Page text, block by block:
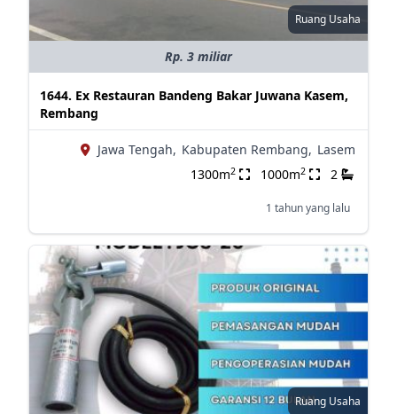
Ruang Usaha
Rp. 3 miliar
1644. Ex Restauran Bandeng Bakar Juwana Kasem,
Rembang
Jawa Tengah, Kabupaten Rembang, Lasem
1300m2 1000m2 2
1 tahun yang lalu
Ruang Usaha